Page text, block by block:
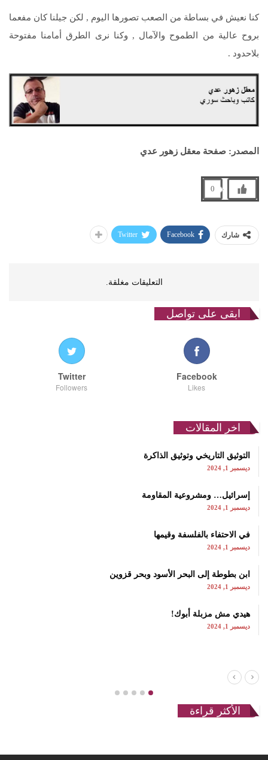
كنا نعيش في بساطة من الصعب تصورها اليوم , لكن جيلنا كان مفعما
بروح عالية من الطموح والآمال , وكنا نرى الطرق أمامنا مفتوحة
بلاحدود .
المصدر: صفحة معقل زهور عدي
0
شارك Facebook
Twitter
التعليقات مغلقة.
ابقى على تواصل
Facebook
Likes
Twitter
Followers
اخر المقالات
التوثيق التاريخي وتوثيق الذاكرة
ديسمبر 1, 2024
إسرائيل… ومشروعية المقاومة
ديسمبر 1, 2024
في الاحتفاء بالفلسفة وقيمها
ديسمبر 1, 2024
ابن بطوطة إلى البحر الأسود وبحر قزوين
ديسمبر 1, 2024
هيدي مش مزبلة أبوك!
ديسمبر 1, 2024
الأكثر قراءة